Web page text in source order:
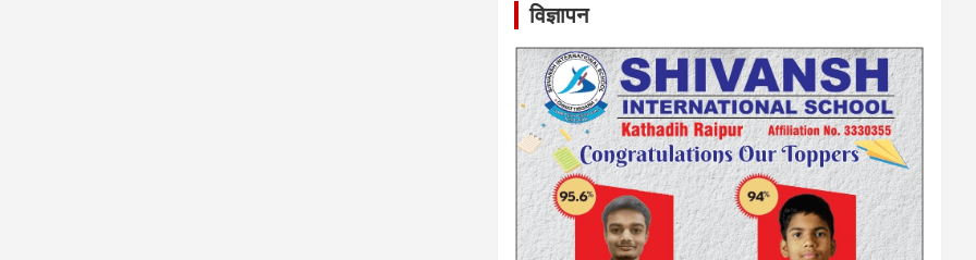
विज्ञापन